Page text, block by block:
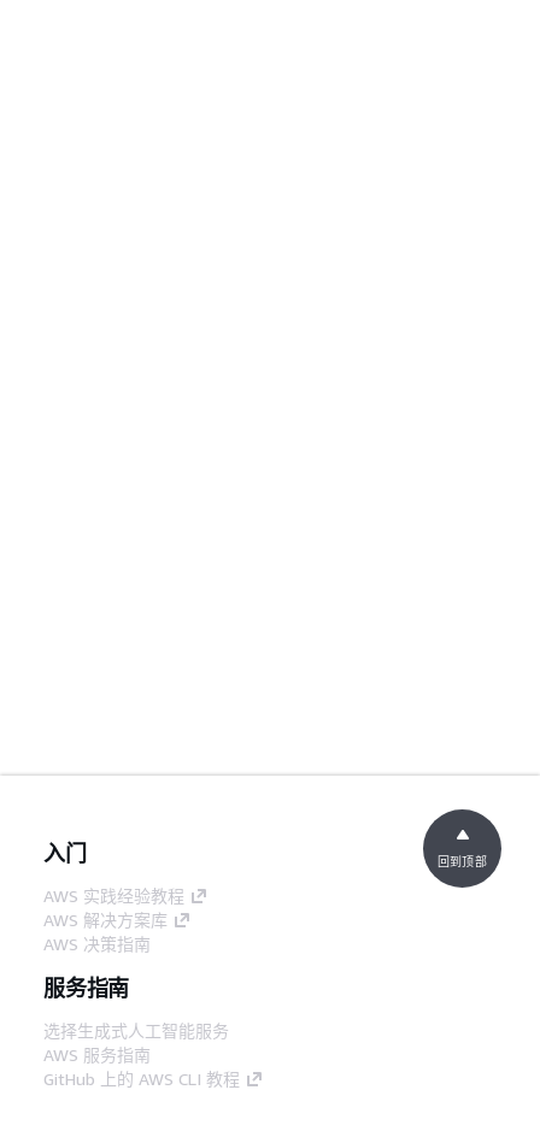
入门
AWS 实践经验教程
AWS 解决方案库
AWS 决策指南
服务指南
选择生成式人工智能服务
AWS 服务指南
GitHub 上的 AWS CLI 教程
回到顶部